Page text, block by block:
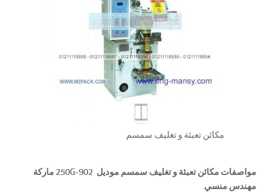
مكائن تعبئة و تغليف سمسم
مواصفات مكائن تعبئة و تغليف سمسم موديل 902-250G
ماركة
مهندس منسي